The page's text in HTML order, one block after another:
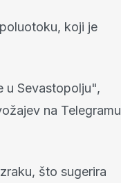
koji je
u Sevastopolju",
na Telegramu
što sugerira